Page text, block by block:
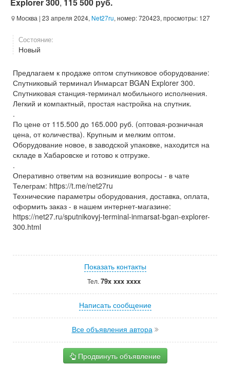
Москва | 23 апреля 2024, Net27ru, номер: 720423, просмотры: 127
Состояние:
Новый
Предлагаем к продаже оптом спутниковое оборудование:
Спутниковый терминал Инмарсат BGAN Explorer 300.
Спутниковая станция-терминал мобильного исполнения.
Легкий и компактный, простая настройка на спутник.
.
По цене от 115.500 до 165.000 руб. (оптовая-розничная
цена, от количества). Крупным и мелким оптом.
Оборудование новое, в заводской упаковке, находится на
складе в Хабаровске и готово к отгрузке.
.
Оперативно ответим на возникшие вопросы - в чате
Телеграм: https://t.me/net27ru
Технические параметры оборудования, доставка, оплата,
оформить заказ - в нашем интернет-магазине:
https://net27.ru/sputnikovyj-terminal-inmarsat-bgan-explorer-
300.html
Показать контакты
Тел. 79x xxx xxxx
Написать сообщение
Все объявления автора
Продвинуть объявление